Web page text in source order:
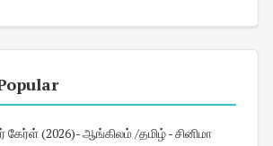
கேர்ள் (2026)- ஆங்கிலம் /தமிழ் - சினிமா